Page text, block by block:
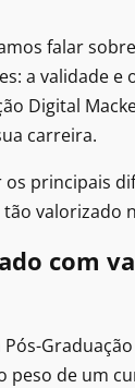
falar
a validade e
Digital
carreira.
os principais
valorizado
com
peso de um